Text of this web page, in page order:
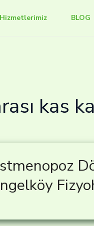
Hizmetlerimiz BLOG
kas